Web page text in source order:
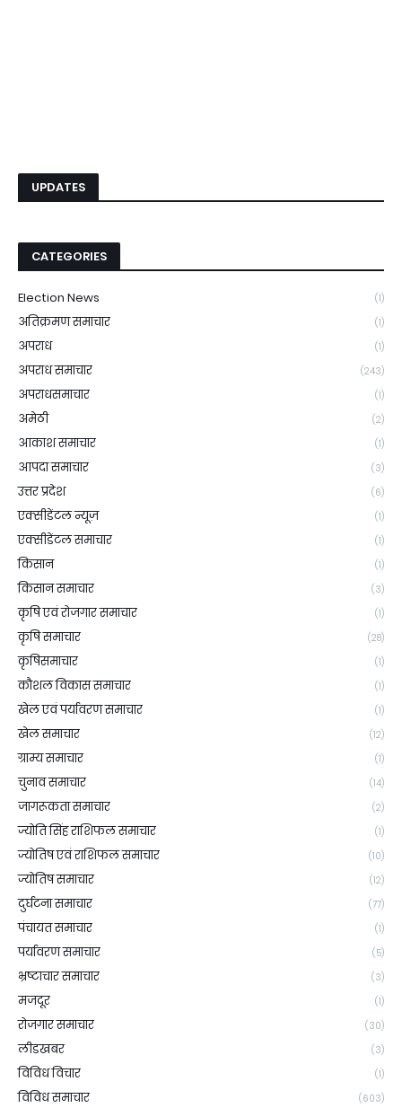
UPDATES
CATEGORIES
Election News (1)
अतिक्रमण समाचार (1)
अपराध (1)
अपराध समाचार (243)
अपराधसमाचार (1)
अमेठी (2)
आकाश समाचार (1)
आपदा समाचार (3)
उत्तर प्रदेश (6)
एक्सीडेंटल न्यूज़ (1)
एक्सीडेंटल समाचार (1)
किसान (1)
किसान समाचार (3)
कृषि एवं रोजगार समाचार (1)
कृषि समाचार (28)
कृषिसमाचार (1)
कौशल विकास समाचार (1)
खेल एवं पर्यावरण समाचार (1)
खेल समाचार (12)
ग्राम्य समाचार (1)
चुनाव समाचार (14)
जागरूकता समाचार (2)
ज्योति सिंह राशिफल समाचार (1)
ज्योतिष एवं राशिफल समाचार (10)
ज्योतिष समाचार (12)
दुर्घटना समाचार (77)
पंचायत समाचार (1)
पर्यावरण समाचार (5)
भ्रष्टाचार समाचार (3)
मजदूर (1)
रोजगार समाचार (30)
लीडखबर (3)
विविध विचार (1)
विविध समाचार (603)